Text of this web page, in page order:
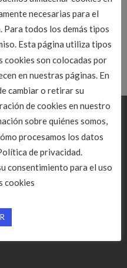
Peritos Judiciales 2018
necesarias para el
Para todos los demás tipos
Esta página utiliza tipos
cookies son colocadas por
en nuestras páginas. En
cambiar o retirar su
de cookies en nuestro
sobre quiénes somos,
procesamos los datos
de privacidad.
consentimiento para el uso
cookies